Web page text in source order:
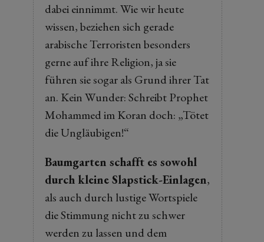
dabei einnimmt. Wie wir heute
wissen, beziehen sich gerade
arabische Terroristen besonders
gerne auf ihre Religion, ja sie
führen sie sogar als Grund ihrer Tat
an. Kein Wunder: Schreibt Prophet
Mohammed im Koran doch: „Tötet
die Ungläubigen!“
Baumgarten schafft es sowohl
durch kleine Slapstick-Einlagen,
als auch durch lustige Wortspiele
die Stimmung nicht zu schwer
werden zu lassen und dem